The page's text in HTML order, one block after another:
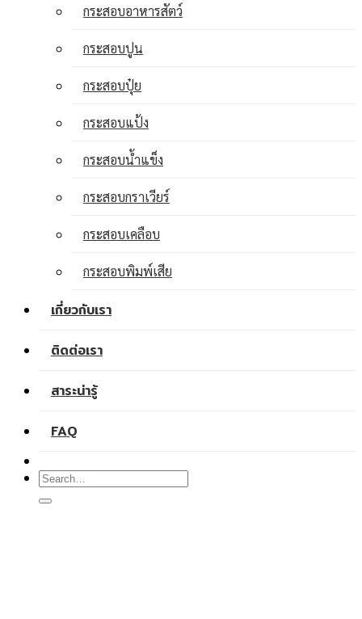
กระสอบอาหารสัตว์
กระสอบปูน
กระสอบปุ๋ย
กระสอบแป้ง
กระสอบน้ำแข็ง
กระสอบกราเวียร์
กระสอบเคลือบ
กระสอบพิมพ์เสีย
เกี่ยวกับเรา
ติดต่อเรา
สาระน่ารู้
FAQ
Search